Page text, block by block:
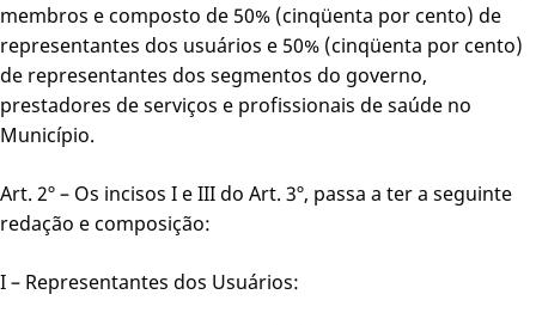
membros e composto de 50% (cinqüenta por cento) de
representantes dos usuários e 50% (cinqüenta por cento)
de representantes dos segmentos do governo,
prestadores de serviços e profissionais de saúde no
Município.
Art. 2º – Os incisos I e III do Art. 3º, passa a ter a seguinte
redação e composição:
I – Representantes dos Usuários: